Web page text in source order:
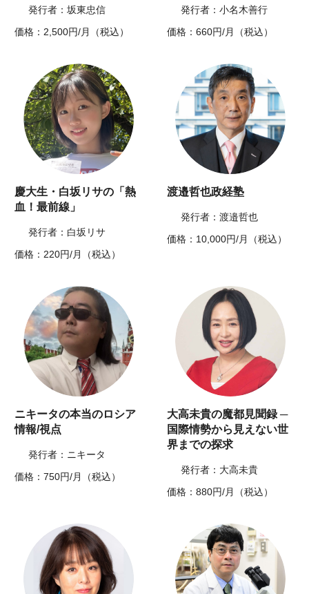
発行者：坂東忠信
価格：2,500円/月（税込）
発行者：小名木善行
価格：660円/月（税込）
慶大生・白坂リサの「熱
血！最前線」
発行者：白坂リサ
価格：220円/月（税込）
渡邉哲也政経塾
発行者：渡邉哲也
価格：10,000円/月（税込）
ニキータの本当のロシア
情報/視点
発行者：ニキータ
価格：750円/月（税込）
大高未貴の魔都見聞録 ─
国際情勢から見えない世
界までの探求
発行者：大高未貴
価格：880円/月（税込）